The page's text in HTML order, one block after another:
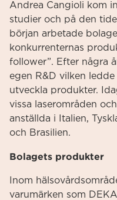
Andrea Cangioli kom
studier och på den
början arbetade
konkurrenternas
follower”. Efter några
egen R&D vilken
utveckla produkter.
vissa laserområden
anställda i Italien,
och Brasilien.
Bolagets produkter
Inom
varumärken som